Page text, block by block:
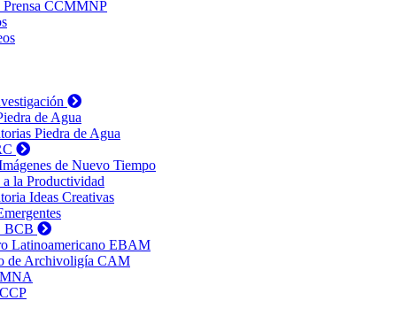
Prensa CCMMNP
de Agua
Piedra de Agua
de Nuevo Tiempo
a la Productividad
Ideas Creativas
BCB
Latinoamericano EBAM
de Archivoligía CAM